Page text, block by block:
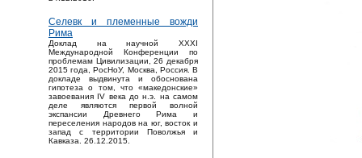
Селевк и племенные вожди
Рима
Доклад на научной XXXI
Международной Конференции по
проблемам Цивилизации, 26 декабря
2015 года, РосНоУ, Москва, Россия. В
докладе выдвинута и обоснована
гипотеза о том, что «македонские»
завоевания IV века до н.э. на самом
деле являются первой волной
экспансии Древнего Рима и
переселения народов на юг, восток и
запад с территории Поволжья и
Кавказа. 26.12.2015.